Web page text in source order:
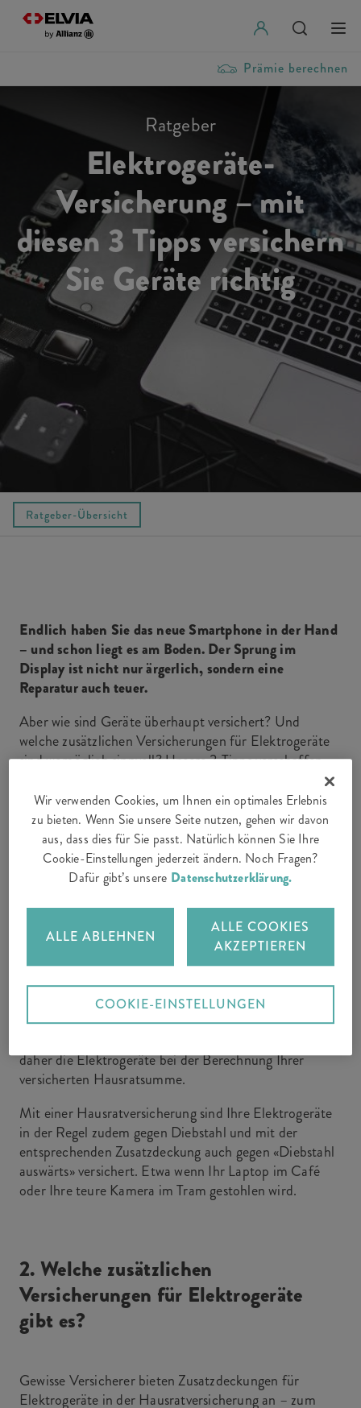
Prämie berechnen
Ratgeber
Elektrogeräte-
Versicherung – mit
diesen 3 Tipps versichern
Sie Geräte richtig
Ratgeber-Übersicht
Endlich haben Sie das neue Smartphone in der Hand
– und schon liegt es am Boden. Der Sprung im
Display ist nicht nur ärgerlich, sondern eine
Reparatur auch teuer.
Aber wie sind Geräte überhaupt versichert? Und
welche zusätzlichen Versicherungen für Elektrogeräte
sind womöglich sinnvoll? Unsere 3 Tipps verschaffen
1. Hausrat: Wie sind Elektrogeräte
versichert?
Bei den meistenHausratversicherungensind
elektronische Geräte wie Laptop oder Waschmaschine
gegen die üblichen Standard-Risiken versichert: also
zum Beispiel bei Schäden durch Feuer, Blitzschlag,
Überschwemmungen oder austretendes Wasser aus
daher die Elektrogeräte bei der Berechnung Ihrer
versicherten Hausratsumme.
Mit einer Hausratversicherung sind Ihre Elektrogeräte
in der Regel zudem gegen Diebstahl und mit der
entsprechenden Zusatzdeckung auch gegen «Diebstahl
auswärts» versichert. Etwa wenn Ihr Laptop im Café
oder Ihre teure Kamera im Tram gestohlen wird.
2. Welche zusätzlichen
Versicherungen für Elektrogeräte
gibt es?
Gewisse Versicherer bieten Zusatzdeckungen für
Elektrogeräte in der Hausratversicherung an – zum
Wir verwenden Cookies, um Ihnen ein optimales Erlebnis
zu bieten. Wenn Sie unsere Seite nutzen, gehen wir davon
aus, dass dies für Sie passt. Natürlich können Sie Ihre
Cookie-Einstellungen jederzeit ändern. Noch Fragen?
Dafür gibt’s unsere Datenschutzerklärung.
ALLE ABLEHNEN
ALLE COOKIES
AKZEPTIEREN
COOKIE-EINSTELLUNGEN